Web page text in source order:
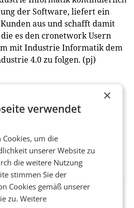
der Software, liefert ein
aus und schafft damit
es den cronetwork Usern
mit Industrie Informatik dem
4.0 zu folgen. (pj)
×
verwendet
um die
unserer Website zu
die weitere Nutzung
stimmen Sie der
Cookies gemäß unserer
zu.Weitere